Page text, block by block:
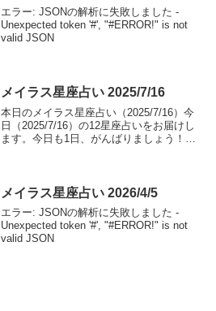
エラー: JSONの解析に失敗しました -
Unexpected token '#', "#ERROR!" is not
valid JSON
メイラス星座占い 2025/7/16
本日のメイラス星座占い（2025/7/16）今
日（2025/7/16）の12星座占いをお届けし
ます。今日も1日、がんばりましょう！牡
メイラス星座占い 2026/4/5
エラー: JSONの解析に失敗しました -
Unexpected token '#', "#ERROR!" is not
valid JSON